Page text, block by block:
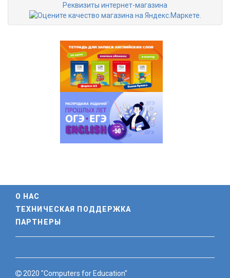
Реквизиты интернет-магазина
О НАС
ТЕХНИЧЕСКАЯ ПОДДЕРЖКА
ПАРТНЕРЫ
2020 "Computers for Education"